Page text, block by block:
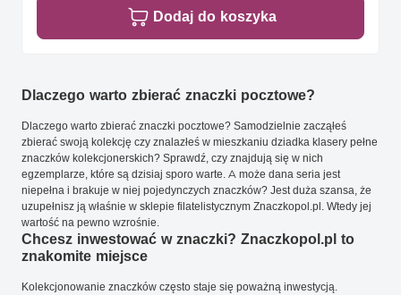
Dodaj do koszyka
Dlaczego warto zbierać znaczki pocztowe?
Dlaczego warto zbierać znaczki pocztowe? Samodzielnie zacząłeś
zbierać swoją kolekcję czy znalazłeś w mieszkaniu dziadka klasery pełne
znaczków kolekcjonerskich? Sprawdź, czy znajdują się w nich
egzemplarze, które są dzisiaj sporo warte. A może dana seria jest
niepełna i brakuje w niej pojedynczych znaczków? Jest duża szansa, że
uzupełnisz ją właśnie w sklepie filatelistycznym Znaczkopol.pl. Wtedy jej
wartość na pewno wzrośnie.
Chcesz inwestować w znaczki? Znaczkopol.pl to
znakomite miejsce
Kolekcjonowanie znaczków często staje się poważną inwestycją.